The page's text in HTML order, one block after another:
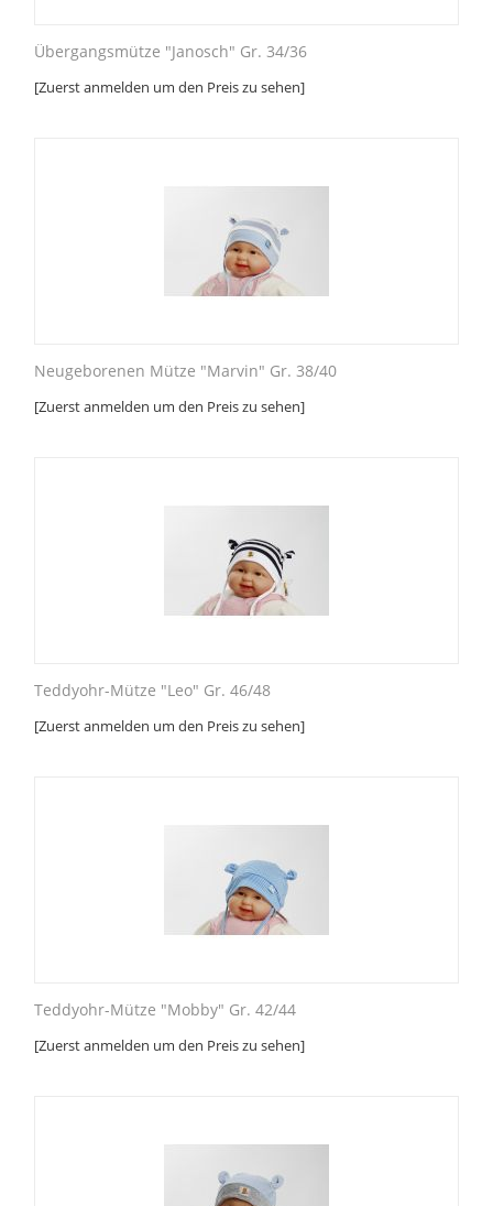
Übergangsmütze "Janosch" Gr. 34/36
[Zuerst anmelden um den Preis zu sehen]
Neugeborenen Mütze "Marvin" Gr. 38/40
[Zuerst anmelden um den Preis zu sehen]
Teddyohr-Mütze "Leo" Gr. 46/48
[Zuerst anmelden um den Preis zu sehen]
Teddyohr-Mütze "Mobby" Gr. 42/44
[Zuerst anmelden um den Preis zu sehen]